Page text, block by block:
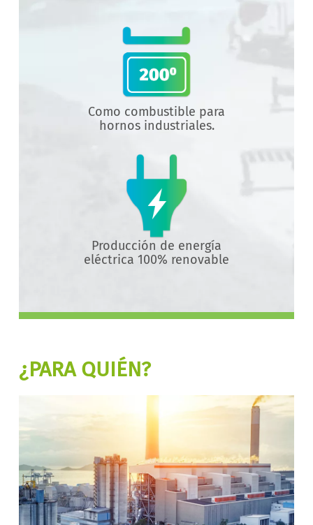
Como combustible para
hornos industriales.
Producción de energía
eléctrica 100% renovable
¿PARA QUIÉN?